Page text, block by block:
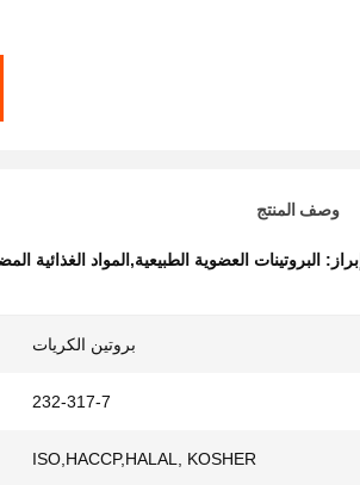
وصف المنتج
إبراز: البروتينات العضوية الطبيعية,المواد الغذائية
بروتين الكريات
232-317-7
ISO,HACCP,HALAL, KOSHER